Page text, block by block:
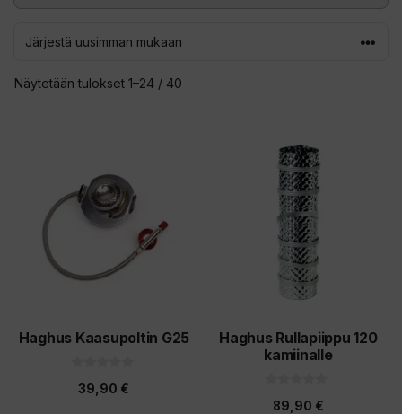
Näytetään tulokset 1–24 / 40
Haghus Kaasupoltin G25
39,90 €
Haghus Rullapiippu 120
kamiinalle
89,90 €